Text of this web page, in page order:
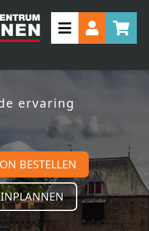
ervaring
BESTELLEN